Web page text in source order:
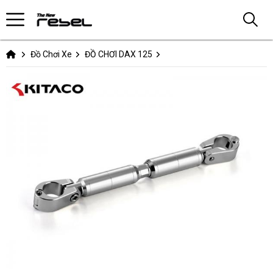
Đồ Chơi Xe ĐỒ CHƠI DAX 125